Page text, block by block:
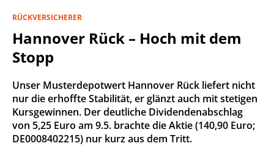
RÜCKVERSICHERER
Hannover Rück – Hoch mit dem
Stopp
Unser Musterdepotwert Hannover Rück liefert nicht
nur die erhoffte Stabilität, er glänzt auch mit stetigen
Kursgewinnen. Der deutliche Dividendenabschlag
von 5,25 Euro am 9.5. brachte die Aktie (140,90 Euro;
DE0008402215) nur kurz aus dem Tritt.